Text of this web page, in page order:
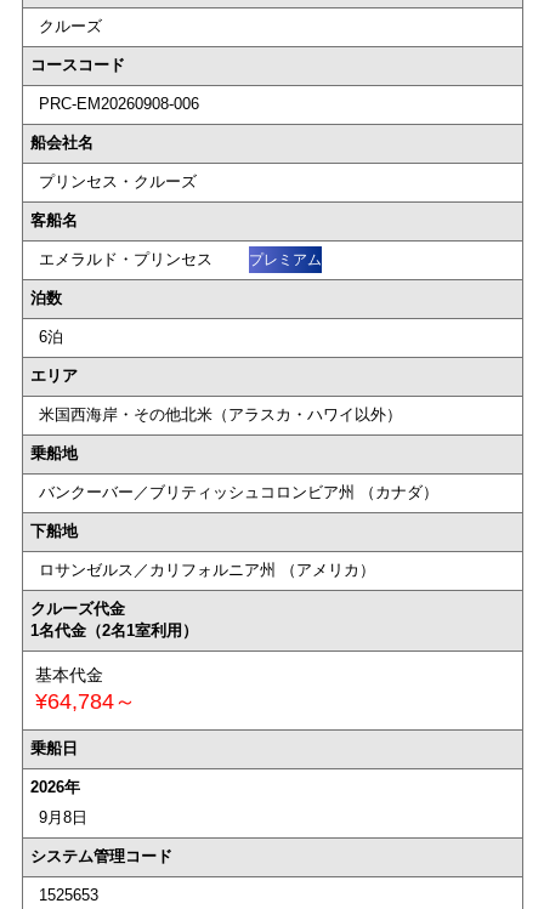
クルーズ
コースコード
PRC-EM20260908-006
船会社名
プリンセス・クルーズ
客船名
エメラルド・プリンセス プレミアム
泊数
6泊
エリア
米国西海岸・その他北米（アラスカ・ハワイ以外）
乗船地
バンクーバー／ブリティッシュコロンビア州 （カナダ）
下船地
ロサンゼルス／カリフォルニア州 （アメリカ）
クルーズ代金
1名代金（2名1室利用）
基本代金
¥64,784～
乗船日
2026年
9月8日
システム管理コード
1525653